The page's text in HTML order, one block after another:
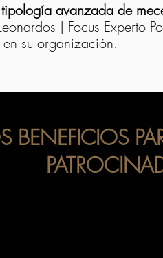
tipología avanzada de
| Focus Experto
en su organización.
BENEFICIOS